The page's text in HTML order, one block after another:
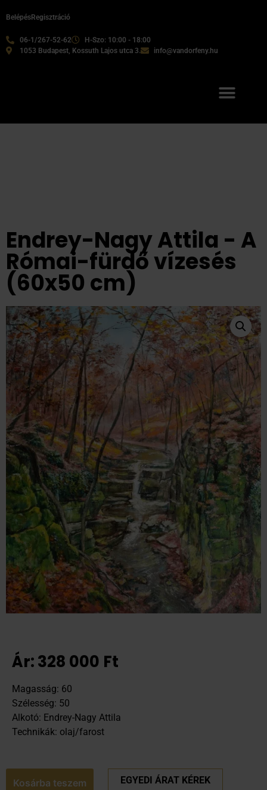
06-1/267-52-62
H-Szo: 10:00 - 18:00
1053 Budapest, Kossuth Lajos utca 3.
info@vandorfeny.hu
BelépésRegisztráció
Endrey-Nagy Attila - A
Római-fürdő vízesés
(60x50 cm)
Ár:328 000 Ft
Magasság: 60
Szélesség: 50
Alkotó: Endrey-Nagy Attila
Technikák: olaj/farost
Kosárba teszem EGYEDI ÁRAT KÉREK